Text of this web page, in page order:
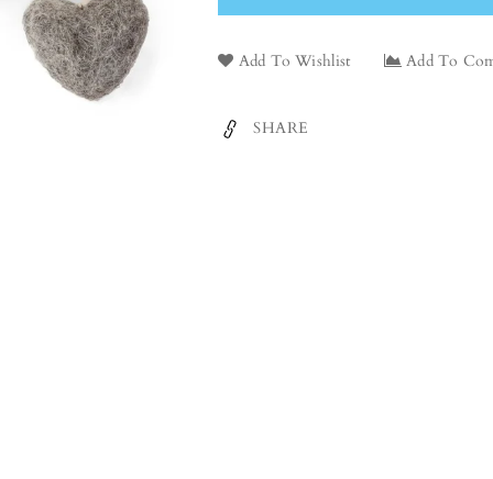
30cm
30cm
Add To Wishlist Add To
SHARE